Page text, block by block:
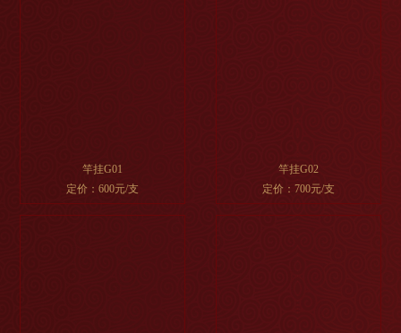
竿挂G01
定价：600元/支
竿挂G02
定价：700元/支